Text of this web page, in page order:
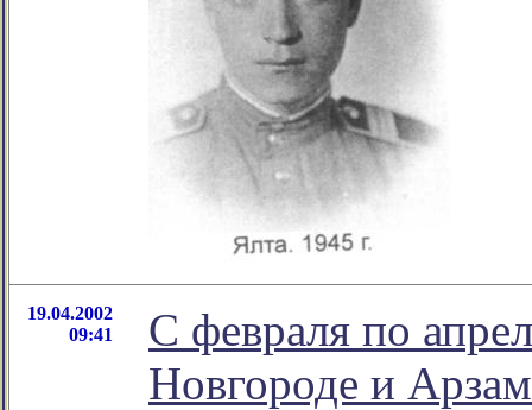
19.04.2002
09:41
С февраля по
Новгороде и